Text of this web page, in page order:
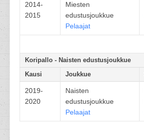
2014-
2015
Miesten
edustusjoukkue
Pelaajat
Koripallo - Naisten edustusjoukkue
Kausi
Joukkue
2019-
2020
Naisten
edustusjoukkue
Pelaajat